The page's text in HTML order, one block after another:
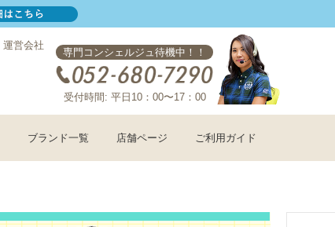
運営会社
専門コンシェルジュ待機中！！
受付時間: 平日10：00〜17：00
ブランド一覧 店舗ページ ご利用ガイド